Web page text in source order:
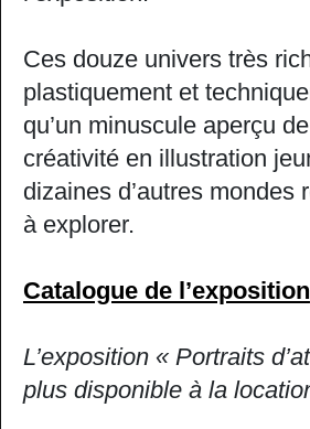
Ces douze univers très
plastiquement et
qu’un minuscule aperçu
créativité en illustration
dizaines d’autres mondes
à explorer.
Catalogue de l’exposition
L’exposition « Portraits d’
plus disponible à la